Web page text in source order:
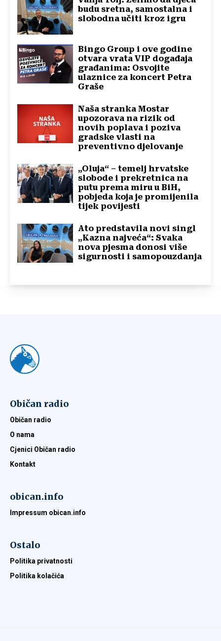
budu sretna, samostalna i
slobodna učiti kroz igru
Bingo Group i ove godine
otvara vrata VIP događaja
građanima: Osvojite
ulaznice za koncert Petra
Graše
Naša stranka Mostar
upozorava na rizik od
novih poplava i poziva
gradske vlasti na
preventivno djelovanje
„Oluja“ – temelj hrvatske
slobode i prekretnica na
putu prema miru u BiH,
pobjeda koja je promijenila
tijek povijesti
Ato predstavila novi singl
„Kazna najveća“: Svaka
nova pjesma donosi više
sigurnosti i samopouzdanja
Običan radio
Običan radio
O nama
Cjenici Običan radio
Kontakt
obican.info
Impressum obican.info
Ostalo
Politika privatnosti
Politika kolačića